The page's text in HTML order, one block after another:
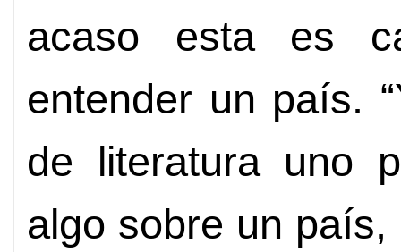
acaso esta es
entender un país.
de literatura uno
algo sobre un